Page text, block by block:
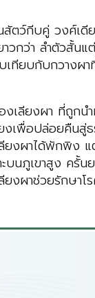
ตว์กีบคู่ วงศ์เ
ว่า ลำตัวสั้นแ
ยบกับกวางผา
ลียงผา ที่ถูกน
เพื่อปล่อยคืนสู่
ผาได้พักพิง แ
นภูเขาสูง ครั้
งผาช่วยรักษาโ